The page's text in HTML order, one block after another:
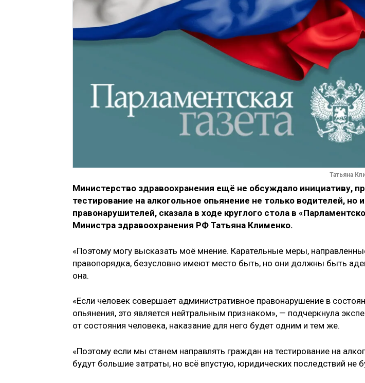
Татьяна
Министерство здравоохранения ещё не обсуждало инициативу,
тестирование на алкогольное опьянение не только водителей, но
правонарушителей, сказала в ходе круглого стола в
Министра здравоохранения РФ Татьяна Клименко.
«Поэтому могу высказать моё мнение. Карательные меры,
правопорядка, безусловно имеют место быть, но они должны быть
она.
«Если человек совершает административное правонарушение в
опьянения, это является нейтральным признаком», — подчеркнула
от состояния человека, наказание для него будет одним и тем же.
«Поэтому если мы станем направлять граждан на тестирование на
будут большие затраты, но всё впустую, юридических последствий не